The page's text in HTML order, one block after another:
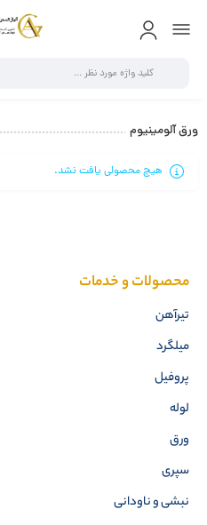
ورق آلومینیوم
هیچ محصولی یافت نشد.
محصولات و خدمات
تیرآهن
میلگرد
پروفیل
لوله
ورق
سپری
نبشی و ناودانی